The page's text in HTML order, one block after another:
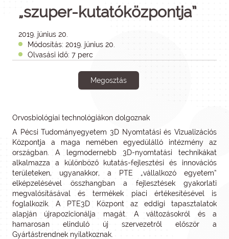
„szuper-kutatóközpontja”
2019. június 20.
Módosítás: 2019. június 20.
Olvasási idő: 7 perc
Megosztás
Orvosbiológiai technológiákon dolgoznak
A Pécsi Tudományegyetem 3D Nyomtatási és Vizualizációs
Központja a maga nemében egyedülálló intézmény az
országban. A legmodernebb 3D-nyomtatási technikákat
alkalmazza a különböző kutatás-fejlesztési és innovációs
területeken, ugyanakkor, a PTE „vállalkozó egyetem”
elképzelésével összhangban a fejlesztések gyakorlati
megvalósításával és termékek piaci értékesítésével is
foglalkozik. A PTE3D Központ az eddigi tapasztalatok
alapján újrapozicionálja magát. A változásokról és a
hamarosan elinduló új szervezetről először a
Gyártástrendnek nyilatkoznak.